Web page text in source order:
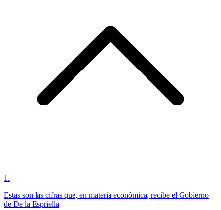
1 .
Estas son las cifras que, en materia económica, recibe el Gobierno
de De la Espriella